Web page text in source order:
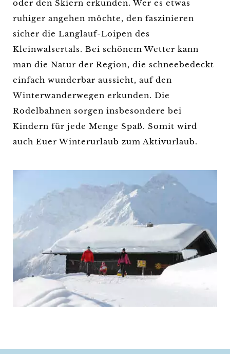
oder den Skiern erkunden. Wer es etwas
ruhiger angehen möchte, den faszinieren
sicher die Langlauf-Loipen des
Kleinwalsertals. Bei schönem Wetter kann
man die Natur der Region, die schneebedeckt
einfach wunderbar aussieht, auf den
Winterwanderwegen erkunden. Die
Rodelbahnen sorgen insbesondere bei
Kindern für jede Menge Spaß. Somit wird
auch Euer Winterurlaub zum Aktivurlaub.